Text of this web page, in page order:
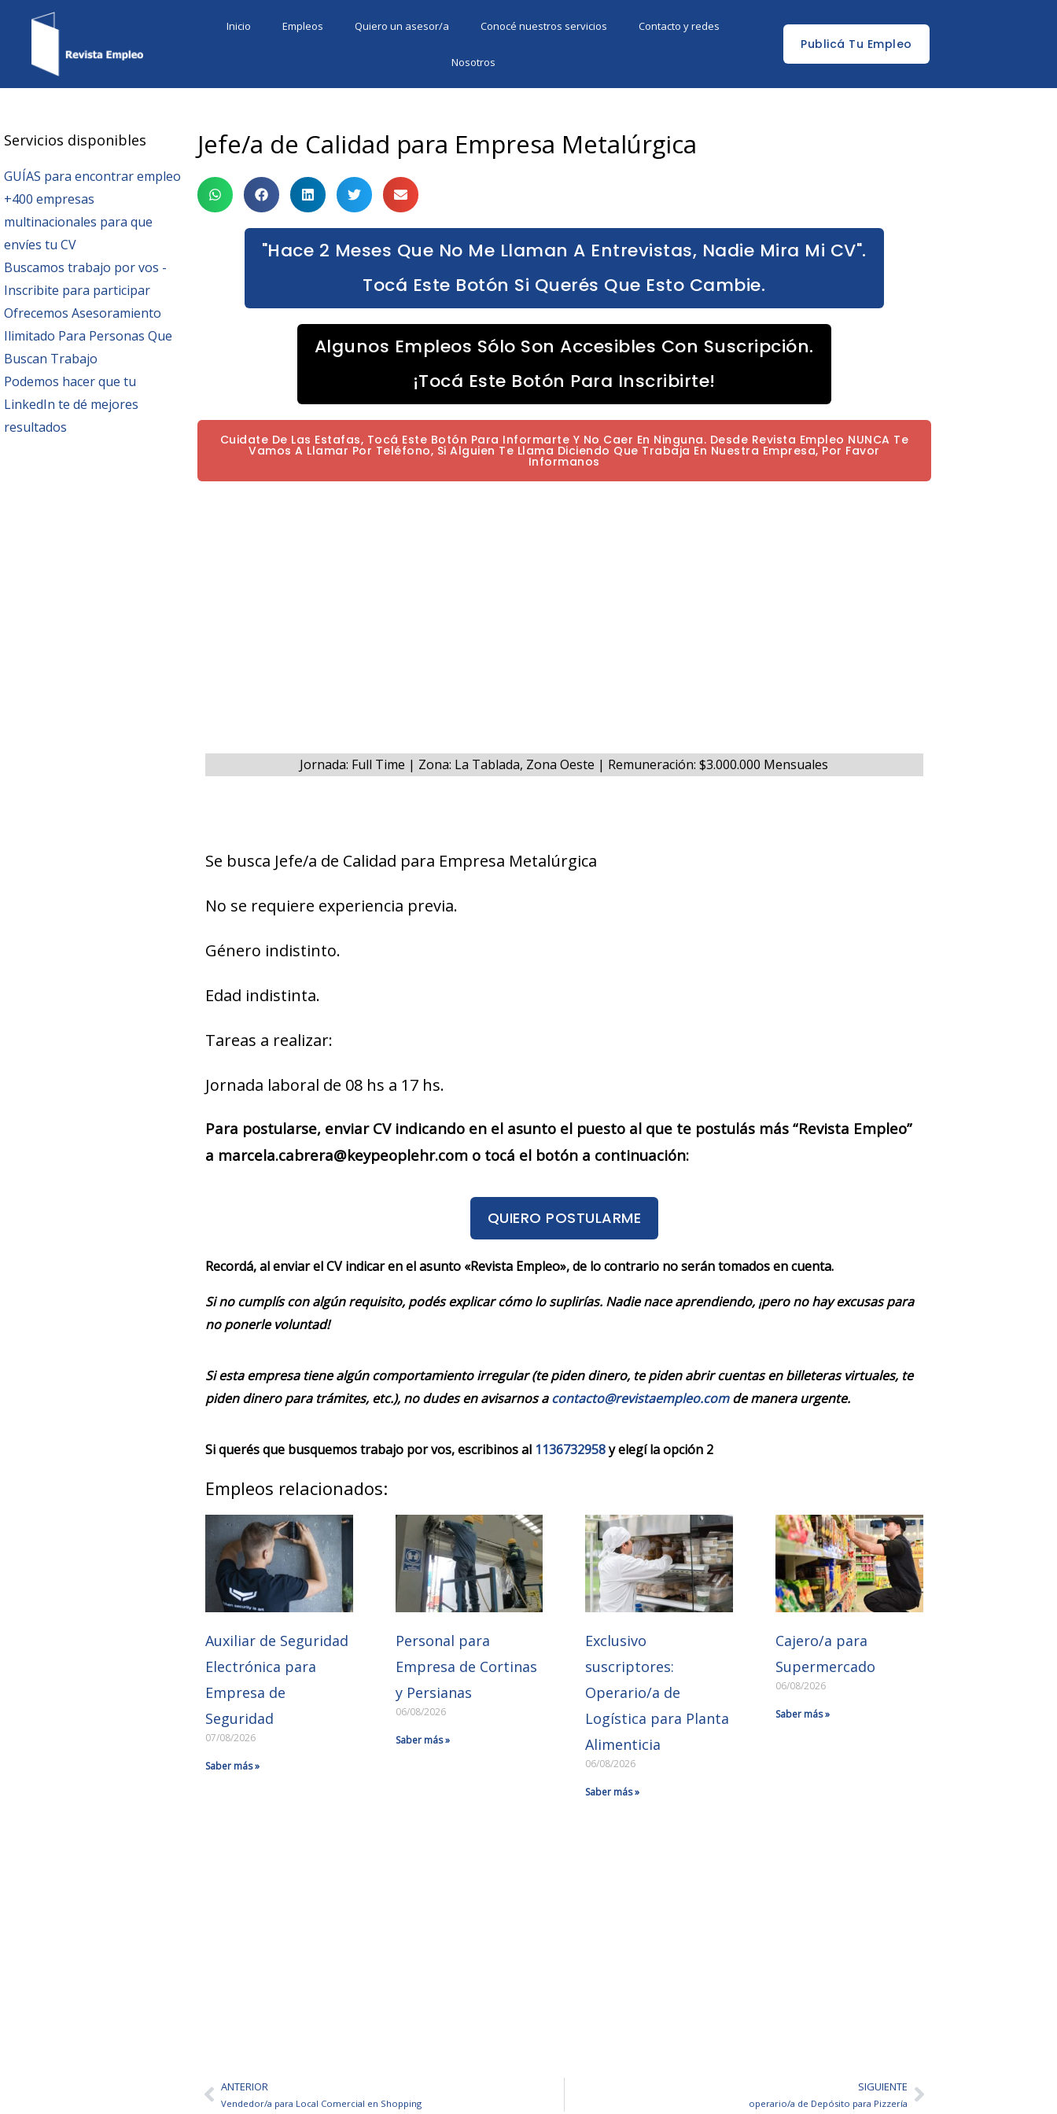
Inicio Empleos Quiero un asesor/a Conocé nuestros servicios Contacto y redes
Nosotros
Publicá Tu Empleo
Servicios disponibles
GUÍAS para encontrar empleo
+400 empresas
multinacionales para que
envíes tu CV
Buscamos trabajo por vos -
Inscribite para participar
Ofrecemos Asesoramiento
Ilimitado Para Personas Que
Buscan Trabajo
Podemos hacer que tu
LinkedIn te dé mejores
resultados
Jefe/a de Calidad para Empresa Metalúrgica
"Hace 2 Meses Que No Me Llaman A Entrevistas, Nadie Mira Mi CV".
Tocá Este Botón Si Querés Que Esto Cambie.
Algunos Empleos Sólo Son Accesibles Con Suscripción.
¡Tocá Este Botón Para Inscribirte!
Cuidate De Las Estafas, Tocá Este Botón Para Informarte Y No Caer En Ninguna. Desde Revista Empleo NUNCA Te
Vamos A Llamar Por Teléfono, Si Alguien Te Llama Diciendo Que Trabaja En Nuestra Empresa, Por Favor
Informanos
Jornada: Full Time | Zona: La Tablada, Zona Oeste | Remuneración: $3.000.000 Mensuales
Se busca Jefe/a de Calidad para Empresa Metalúrgica
No se requiere experiencia previa.
Género indistinto.
Edad indistinta.
Tareas a realizar:
Jornada laboral de 08 hs a 17 hs.
Para postularse, enviar CV indicando en el asunto el puesto al que te postulás más “Revista Empleo”
a marcela.cabrera@keypeoplehr.com o tocá el botón a continuación:
QUIERO POSTULARME
Recordá, al enviar el CV indicar en el asunto «Revista Empleo», de lo contrario no serán tomados en cuenta.
Si no cumplís con algún requisito, podés explicar cómo lo suplirías. Nadie nace aprendiendo, ¡pero no hay excusas para
no ponerle voluntad!
Si esta empresa tiene algún comportamiento irregular (te piden dinero, te piden abrir cuentas en billeteras virtuales, te
piden dinero para trámites, etc.), no dudes en avisarnos acontacto@revistaempleo.comde manera urgente.
Si querés que busquemos trabajo por vos, escribinos al 1136732958y elegí la opción 2
Empleos relacionados:
Auxiliar de Seguridad
Electrónica para
Empresa de
Seguridad
07/08/2026
Saber más »
Personal para
Empresa de Cortinas
y Persianas
06/08/2026
Saber más »
Exclusivo
suscriptores:
Operario/a de
Logística para Planta
Alimenticia
06/08/2026
Saber más »
Cajero/a para
Supermercado
06/08/2026
Saber más »
AntANTERIOR
Vendedor/a para Local Comercial en Shopping
SIGUIENTE
operario/a de Depósito para PizzeríaSiguiente